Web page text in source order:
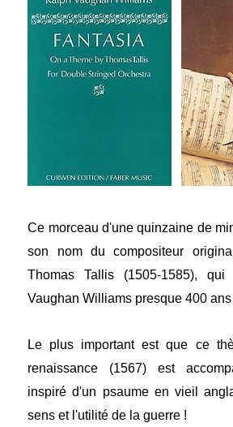
Ce morceau d'une quinzaine de
son nom du compositeur
Thomas Tallis (1505-1585),
Vaughan Williams presque 400 ans
Le plus important est que ce
renaissance (1567) est
inspiré d'un psaume en vieil
sens et l'utilité de la guerre !